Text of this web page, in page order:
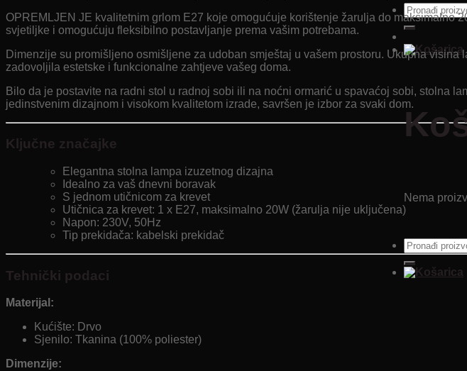
Pretraži:
Nema
Pretraži:
OPREMLJEN JE kvalitetnim grlom E27 koje omogućuje korištenje žarulja do
svjetiljke i omogućuju fleksibilno postavljanje prema vašim potrebama.
Dimenzije su promišljeno osmišljene za udoban smještaj u vašem prostoru. Ukupna
zadovoljila estetske i funkcionalne zahtjeve vašeg doma.
Bilo da je postavite na radni stol u radnoj sobi ili na noćni ormarić u spavaćoj sobi, stolna
jedinstvenim dizajnom i visokom kvalitetom izrade, savršen je izbor za svaki dom.
Ključne značajke
Elegantna stolna lampa izuzetnog dizajna
Idealno za vaš dnevni boravak
S jednom utičnicom za krevet
Utičnica za krevet: 1 x E27, maksimalno 20W (žarulja nije uključena)
Napon: 230V, 50Hz
Tip prekidača: kabelski prekidač
Tehnički podaci
Materijal:
Kućište: Drvo
Sjenilo: Tkanina (100% poliester)
Dimenzije: